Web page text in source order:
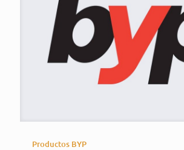
Productos BYP